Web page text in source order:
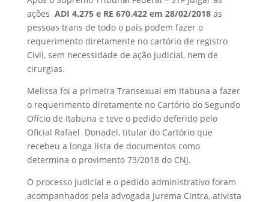
ações ADI 4.275 e RE 670.422 em 28/02/2018 as
pessoas trans de todo o país podem fazer o
requerimento diretamente no cartório de registro
Civil, sem necessidade de ação judicial, nem de
cirurgias.
Melissa foi a primeira Transexual em Itabuna a fazer
o requerimento diretamente no Cartório do Segundo
Ofício de Itabuna e teve o pedido deferido pelo
Oficial Rafael Donadel, titular do Cartório que
recebeu a longa lista de documentos como
determina o provimento 73/2018 do CNJ.
O processo judicial e o pedido administrativo foram
acompanhados pela advogada Jurema Cintra, ativista